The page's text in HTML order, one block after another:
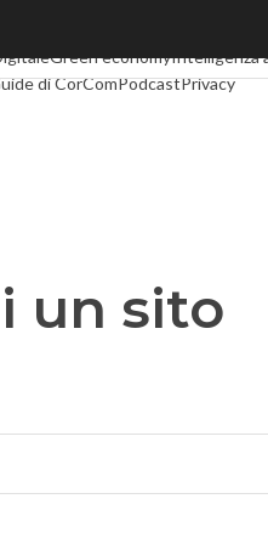
Green economyIntelligenza
di CorComPodcastPrivacy
un sito